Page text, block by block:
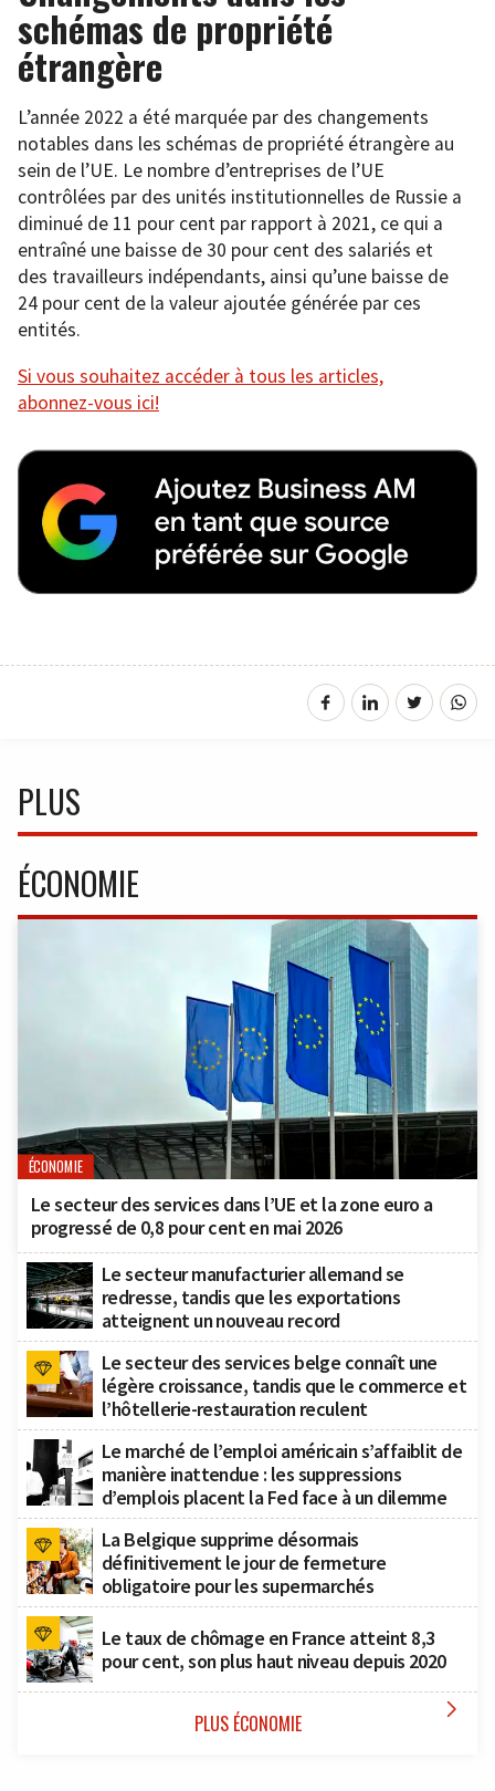
schémas de propriété
étrangère
L’année 2022 a été marquée par des changements
notables dans les schémas de propriété étrangère au
sein de l’UE. Le nombre d’entreprises de l’UE
contrôlées par des unités institutionnelles de Russie a
diminué de 11 pour cent par rapport à 2021, ce qui a
entraîné une baisse de 30 pour cent des salariés et
des travailleurs indépendants, ainsi qu’une baisse de
24 pour cent de la valeur ajoutée générée par ces
entités.
Si vous souhaitez accéder à tous les articles,
abonnez-vous ici!
PLUS
ÉCONOMIE
ÉCONOMIE
Le secteur des services dans l’UE et la zone euro a
progressé de 0,8 pour cent en mai 2026
Le secteur manufacturier allemand se
redresse, tandis que les exportations
atteignent un nouveau record
Le secteur des services belge connaît une
légère croissance, tandis que le commerce et
l’hôtellerie-restauration reculent
Le marché de l’emploi américain s’affaiblit de
manière inattendue : les suppressions
d’emplois placent la Fed face à un dilemme
La Belgique supprime désormais
définitivement le jour de fermeture
obligatoire pour les supermarchés
Le taux de chômage en France atteint 8,3
pour cent, son plus haut niveau depuis 2020
PLUS ÉCONOMIE 